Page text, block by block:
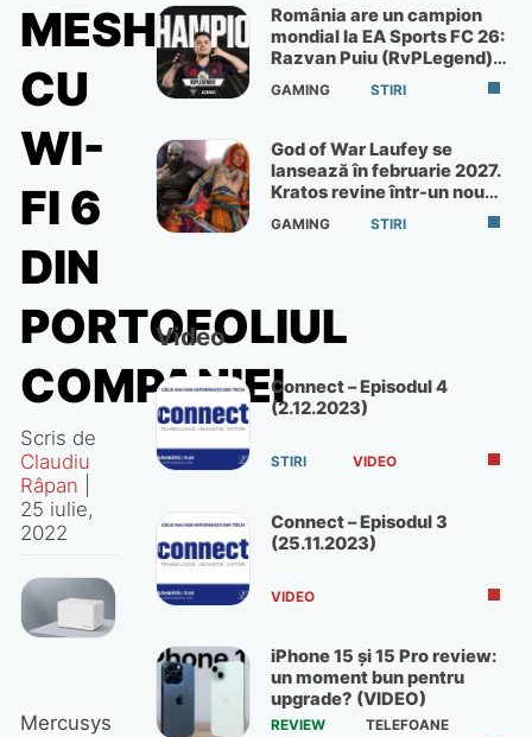
MESH
CU
WI-
FI 6
DIN
PORTOFOLIUL
COMPANIEI
Scris de
Claudiu
Râpan
25 iulie,
2022
Mercusys
România are un campion
mondial la EA Sports FC 26:
Razvan Puiu (RvPLegend)
câștigă turneul de la Paris
GAMING STIRI
God of War Laufey se
lansează în februarie 2027.
Kratos revine într-un nou
God of War
GAMING STIRI
Video
Connect – Episodul 4
(2.12.2023)
STIRI VIDEO
Connect – Episodul 3
(25.11.2023)
VIDEO
iPhone 15 și 15 Pro review:
un moment bun pentru
upgrade? (VIDEO)
REVIEW
TELEFOANE